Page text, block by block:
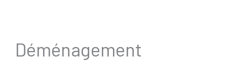
Déménagement